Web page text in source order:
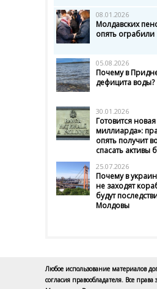
08.01.2026
Молдавских
опять ограбили
05.08.2026
Почему в
дефицита воды?
30.01.2026
Готовится
миллиарда»:
опять получит
спасать активы
25.07.2026
Почему в
не заходят
будут
Молдовы
Любое использование материалов
согласия правообладателя. Все